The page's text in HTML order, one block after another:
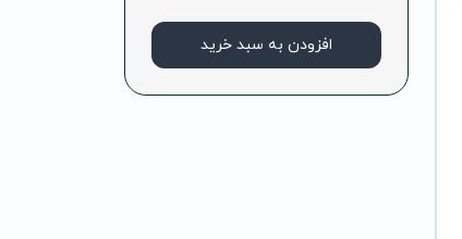
افزودن به سبد خرید